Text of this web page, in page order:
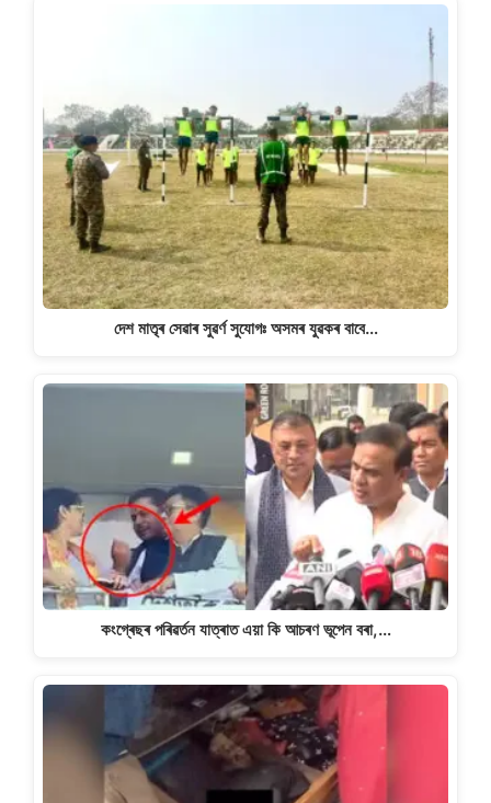
দেশ মাতৃৰ সেৱাৰ সুৱৰ্ণ সুযোগঃ অসমৰ যুৱকৰ বাবে…
কংগ্ৰেছৰ পৰিৱৰ্তন যাত্ৰাত এয়া কি আচৰণ ভূপেন বৰা,…